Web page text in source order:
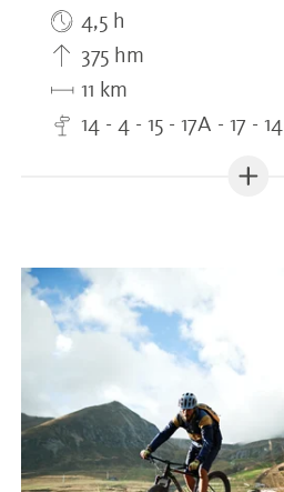
4,5 h
375 hm
11 km
14 - 4 - 15 - 17A - 17 - 14